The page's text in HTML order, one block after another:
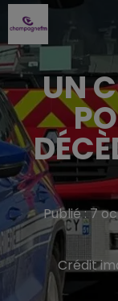
UN
Publié : 7
Crédit